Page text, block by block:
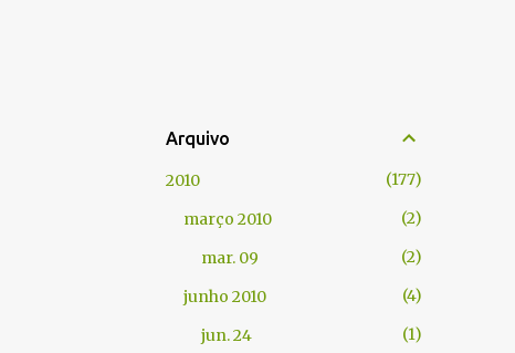
Arquivo
2010
177
março 2010
2
mar. 09
2
junho 2010
4
jun. 24
1